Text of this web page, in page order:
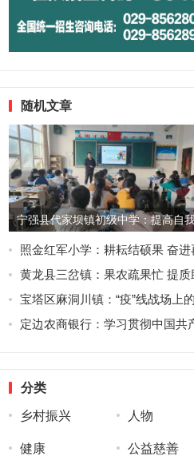
随机文章
宁强县代家坝镇初级中学：提高自
照金红军小学：耕耘结硕果 奋进再
黄龙县三岔镇：果农疏果忙 提质助增
宝塔区麻洞川镇：“疫”线战场上的父
定边农商银行：学习贯彻中国共产党第十九届中央委员会第六次全体会议
分类
乡村振兴 人物
健康 公益慈善